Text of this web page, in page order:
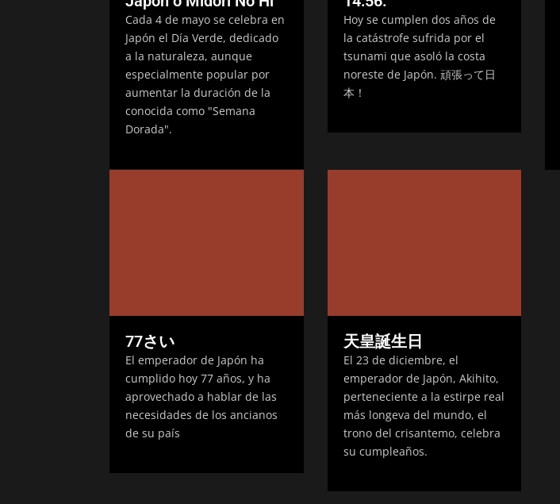
Cada 4 de mayo se celebra en
Japón el Día Verde, dedicado
a la naturaleza, aunque
especialmente popular por
aumentar la duración de la
conocida como "Semana
Dorada".
Hoy se cumplen dos años de
la catástrofe sufrida por el
tsunami que asoló la costa
noreste de Japón. 頑張って日
本！
77さい
El emperador de Japón ha
cumplido hoy 77 años, y ha
aprovechado a hablar de las
necesidades de los ancianos
de su país
天皇誕生日
El 23 de diciembre, el
emperador de Japón, Akihito,
perteneciente a la estirpe real
más longeva del mundo, el
trono del crisantemo, celebra
su cumpleaños.